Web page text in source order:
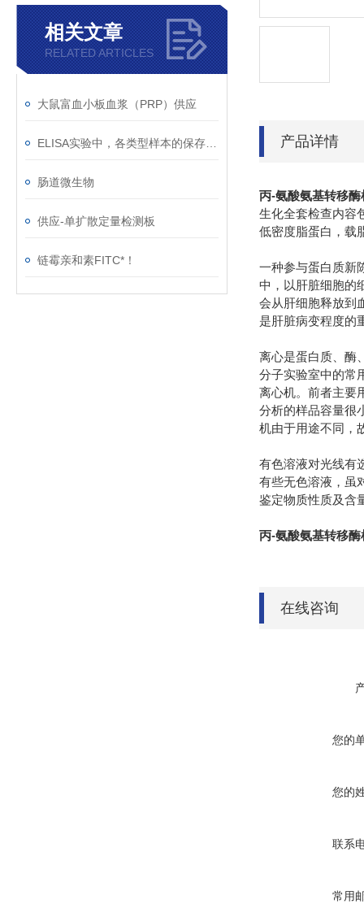
相关文章
RELATED ARTICLES
大鼠富血小板血浆（PRP）供应
肠道微生物
供应-单扩散定量检测板
链霉亲和素FITC*！
产品详情
丙-氨酸氨基转移酶
生化全套检查内容
低密度脂蛋白，载
一种参与蛋白质新
中，以肝脏细胞的
会从肝细胞释放到
是肝脏病变程度的
离心是蛋白质、酶
分子实验室中的常
离心机。前者主要
分析的样品容量很
机由于用途不同，
有色溶液对光线有
有些无色溶液，虽
鉴定物质性质及含
丙-氨酸氨基转移酶
在线咨询
您的
您的
联系
常用